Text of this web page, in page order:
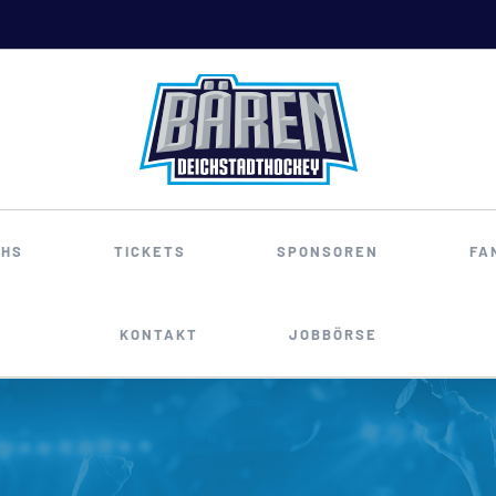
TICKETS SPONSOREN
KONTAKT JOBBÖRSE